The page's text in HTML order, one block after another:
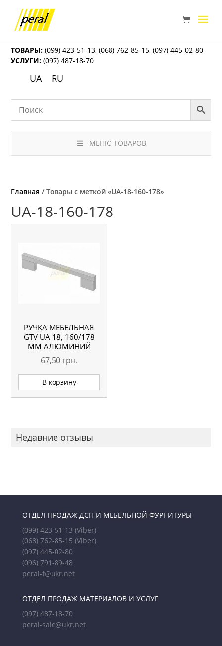
ТОВАРЫ: (099) 423-51-13,(068) 762-85-15,(097) 445-02-80
УСЛУГИ: (097) 487-18-70
UA RU
МЕНЮ ТОВАРОВ
Главная / Товары с меткой «UА-18-160-178»
UА-18-160-178
РУЧКА МЕБЕЛЬНАЯ
GTV UA 18, 160/178
ММ АЛЮМИНИЙ
67,50 грн.
В корзину
Недавние отзывы
ОТДЕЛ ПРОДАЖ ДСП И МЕБЕЛЬНОЙ ФУРНИТУРЫ
(099) 423-51-13 (Viber)
(068) 762-85-15 (Viber)
(097) 445-02-80
(096) 791-89-48
peral-f@ukr.net
ОТДЕЛ ПРОДАЖ МАТЕРИАЛОВ И УСЛУГ
(097) 487-18-70
peral-sale@ukr.net